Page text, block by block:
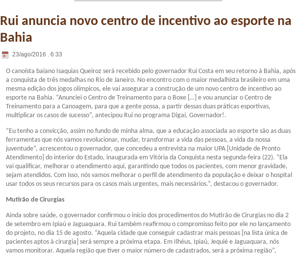
Rui anuncia novo centro de incentivo ao esporte na
Bahia
23/ago/2016 . 6:33
O canoísta baiano Isaquias Queiroz será recebido pelo governador Rui Costa em seu retorno à Bahia, após
a conquista de três medalhas no Rio de Janeiro. No encontro com o maior medalhista brasileiro em uma
mesma edição dos jogos olímpicos, ele vai assegurar a construção de um novo centro de incentivo ao
esporte na Bahia. “Anunciei o Centro de Treinamento para o Boxe […] e vou anunciar o Centro de
Treinamento para a Canoagem, para que a gente possa, a partir dessas duas práticas esportivas,
multiplicar os casos de sucesso”, antecipou Rui no programa Digaí, Governador!.
“Eu tenho a convicção, assim no fundo de minha alma, que a educação associada ao esporte são as duas
ferramentas que nós vamos revolucionar, mudar, transformar a vida das pessoas, a vida da nossa
juventude”, acrescentou o governador, que concedeu a entrevista na maior UPA [Unidade de Pronto
Atendimento] do interior do Estado, inaugurada em Vitória da Conquista nesta segunda-feira (22). “Ela
vai qualificar, melhorar o atendimento aqui, garantindo que todos os pacientes, com menor gravidade,
sejam atendidos. Com isso, nós vamos melhorar o perfil de atendimento da população e deixar o hospital
usar todos os seus recursos para os casos mais urgentes, mais necessários.”, destacou o governador.
Mutirão de Cirurgias
Ainda sobre saúde, o governador confirmou o início dos procedimentos do Mutirão de Cirurgias no dia 2
de setembro em Ipiaú e Jaguaquara. Rui também reafirmou o compromisso feito por ele no lançamento
do projeto, no dia 15 de agosto. “Aquela cidade que conseguir cadastrar mais pessoas [na lista única de
pacientes aptos à cirurgia] será sempre a próxima etapa. Em Ilhéus, Ipiaú, Jequié e Jaguaquara, nós
vamos monitorar. Aquela região que tiver o maior número de cadastrados, será a próxima região”,